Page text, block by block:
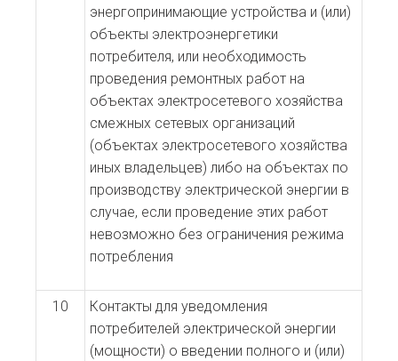
энергопринимающие устройства и (или)
объекты электроэнергетики
потребителя, или необходимость
проведения ремонтных работ на
объектах электросетевого хозяйства
смежных сетевых организаций
(объектах электросетевого хозяйства
иных владельцев) либо на объектах по
производству электрической энергии в
случае, если проведение этих работ
невозможно без ограничения режима
потребления
10
Контакты для уведомления
потребителей электрической энергии
(мощности) о введении полного и (или)